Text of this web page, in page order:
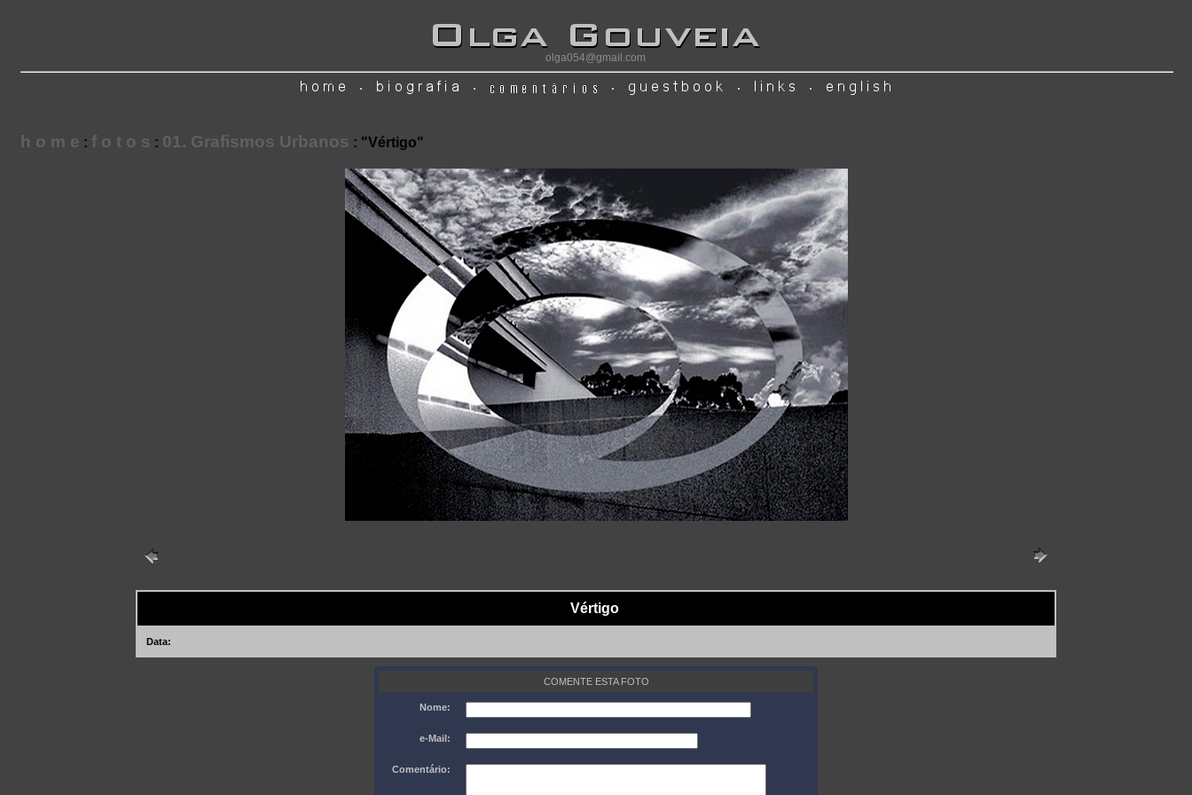
olga054@gmail.com
h o m e : f o t o s : 01. Grafismos Urbanos : "Vértigo"
Vértigo
Data:
COMENTE ESTA FOTO
Nome:
e-Mail:
Comentário: